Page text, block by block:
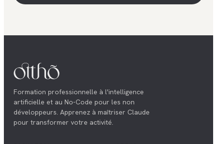
Formation professionnelle à l'intelligence
artificielle et au No-Code pour les non
développeurs. Apprenez à maîtriser Claude
pour transformer votre activité.